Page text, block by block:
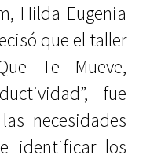
Hilda Eugenia
que el taller
Te Mueve,
fue
necesidades
identificar los